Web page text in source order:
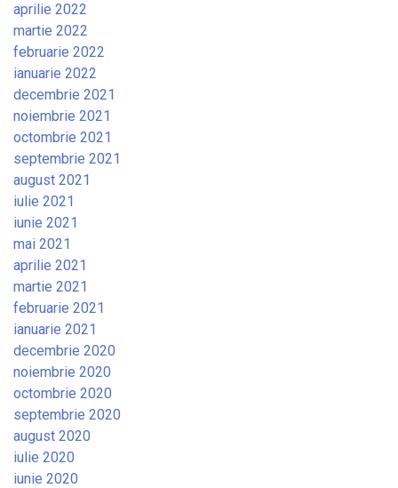
aprilie 2022
martie 2022
februarie 2022
ianuarie 2022
decembrie 2021
noiembrie 2021
octombrie 2021
septembrie 2021
august 2021
iulie 2021
iunie 2021
mai 2021
aprilie 2021
martie 2021
februarie 2021
ianuarie 2021
decembrie 2020
noiembrie 2020
octombrie 2020
septembrie 2020
august 2020
iulie 2020
iunie 2020